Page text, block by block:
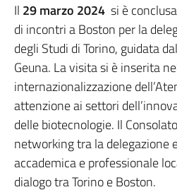
Il 29 marzo 2024 si è
di incontri a Boston per la
degli Studi di Torino, guidata
Geuna. La visita si è inserita
internazionalizzazione
attenzione ai settori
delle biotecnologie. Il
networking tra la delegazione
accademica e professionale
dialogo tra Torino e Boston.